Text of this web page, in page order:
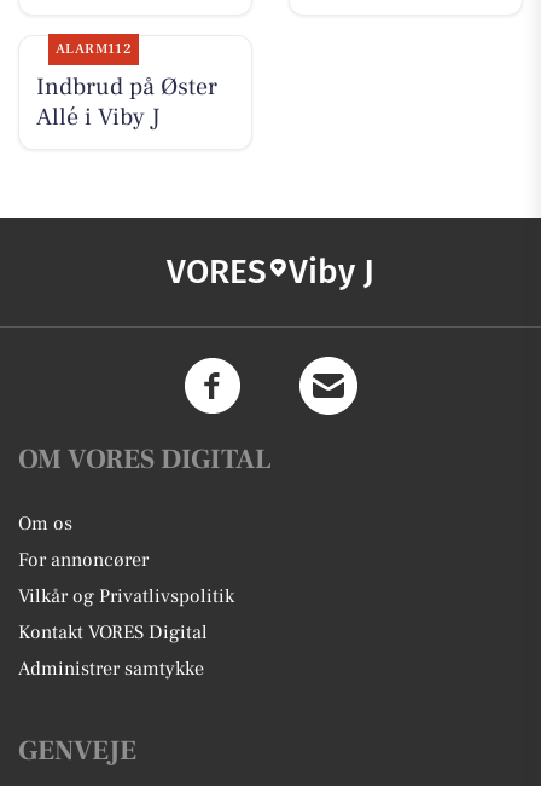
ALARM112
Indbrud på Øster
Allé i Viby J
VORES Viby J
OM VORES DIGITAL
Om os
For annoncører
Vilkår og Privatlivspolitik
Kontakt VORES Digital
Administrer samtykke
GENVEJE